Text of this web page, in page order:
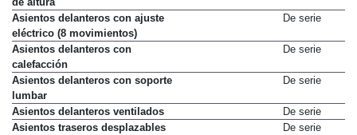
Asientos delanteros con ajuste
eléctrico (8 movimientos)
De serie
Asientos delanteros con
calefacción
De serie
Asientos delanteros con soporte
lumbar
De serie
Asientos delanteros ventilados
De serie
Asientos traseros desplazables
De serie